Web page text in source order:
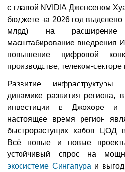
с главой NVIDIA Дженсеном
бюджете на 2026 год
млрд) на расширение
масштабирование внедрения
повышение цифровой
производстве, телеком-секторе
Развитие инфраструктуры
динамике развития региона,
инвестиции в Джохоре и
настоящее время регион
быстрорастущих хабов ЦОД
Всё новые и новые
устойчивый спрос на
экосистеме Сингапураи